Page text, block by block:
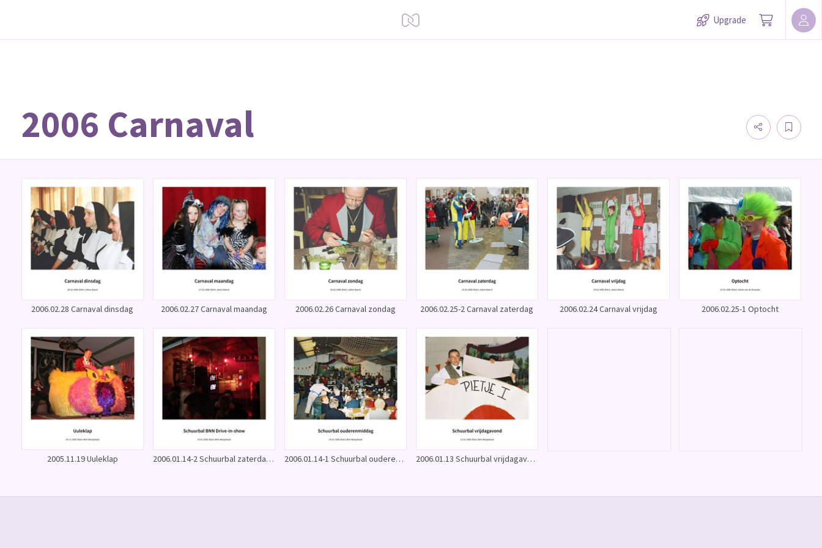
Upgrade
2006 Carnaval
2006.02.28 Carnaval dinsdag 2006.02.27 Carnaval maandag 2006.02.26 Carnaval zondag 2006.02.25-2 Carnaval zaterdag 2006.02.24 Carnaval vrijdag 2006.02.25-1 Optocht
2005.11.19 Uuleklap 2006.01.14-2 Schuurbal zaterdagavond 2006.01.14-1 Schuurbal ouderenmiddag 2006.01.13 Schuurbal vrijdagavond